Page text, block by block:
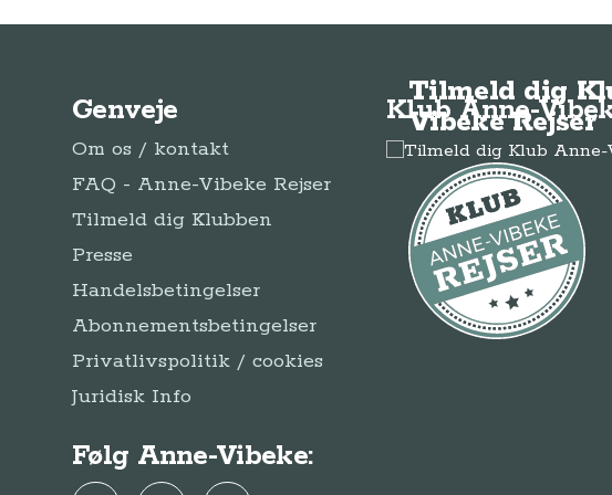
Genveje
Om os / kontakt
FAQ - Anne-Vibeke Rejser
Tilmeld dig Klubben
Presse
Handelsbetingelser
Abonnementsbetingelser
Privatlivspolitik / cookies
Juridisk Info
Følg Anne-Vibeke:
Klub Anne-
Tilmeld dig
Vibeke Rejser